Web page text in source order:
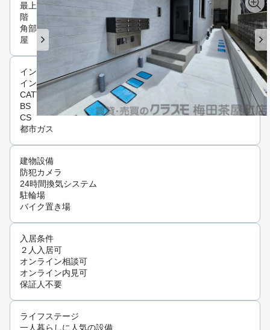
最上
階
角部
屋
インフラ
インターネット可
CATV
BS
CS
都市ガス
建物設備
防犯カメラ
24時間換気システム
駐輪場
バイク置き場
入居条件
２人入居可
オンライン相談可
オンライン内見可
保証人不要
ライフステージ
一人暮らしに人気の設備